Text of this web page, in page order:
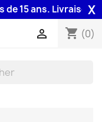
15 ans. Livraison X
shopping_cart (0)
